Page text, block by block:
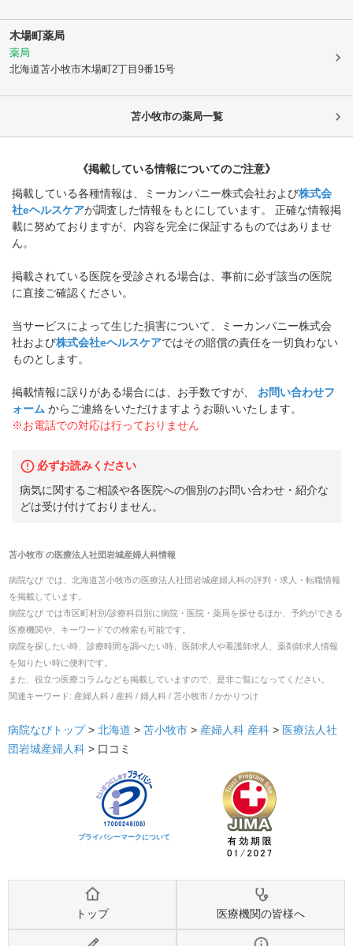
木場町薬局
薬局
北海道苫小牧市木場町2丁目9番15号
苫小牧市の薬局一覧
《掲載している情報についてのご注意》
掲載している各種情報は、ミーカンパニー株式会社および株式会
社eヘルスケアが調査した情報をもとにしています。 正確な情報掲
載に努めておりますが、内容を完全に保証するものではありませ
ん。
掲載されている医院を受診される場合は、事前に必ず該当の医院
に直接ご確認ください。
当サービスによって生じた損害について、ミーカンパニー株式会
社および株式会社eヘルスケアではその賠償の責任を一切負わない
ものとします。
掲載情報に誤りがある場合には、お手数ですが、
お問い合わせフ
ォーム からご連絡をいただけますようお願いいたします。
※お電話での対応は行っておりません
必ずお読みください
病気に関するご相談や各医院への個別のお問い合わせ・紹介な
どは受け付けておりません。
苫小牧市の医療法人社団岩城産婦人科情報
病院なび では、 北海道苫小牧市の医療法人社団岩城産婦人科の評判・求人・転職情報
を掲載しています。
病院なび では市区町村別/診療科目別に病院・医院・薬局を探せるほか、予約ができる
医療機関や、キーワードでの検索も可能です。
病院を探したい時、診療時間を調べたい時、医師求人や看護師求人、薬剤師求人情報
を知りたい時に便利です。
また、役立つ医療コラムなども掲載していますので、是非ご覧になってください。
関連キーワード: 産婦人科 / 産科 / 婦人科 / 苫小牧市 / かかりつけ
病院なびトップ > 北海道 > 苫小牧市 > 産婦人科 産科 > 医療法人社
団岩城産婦人科 > 口コミ
プライバシーマークについて
トップ 医療機関の皆様へ